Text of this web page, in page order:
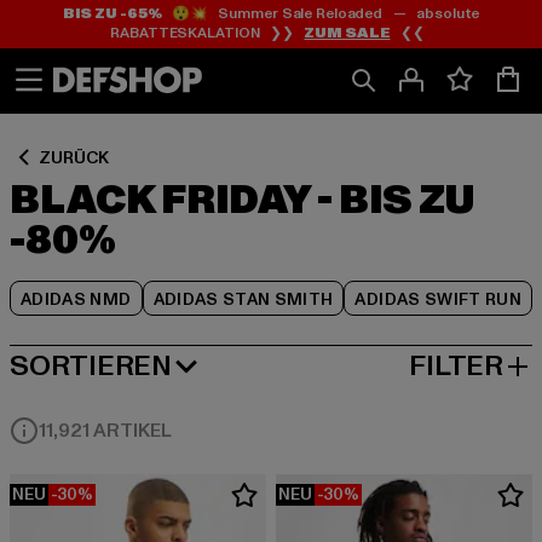
Zum
Inhalt
springen
Zum
Fußzeile
springen
BIS ZU -65%😲💥 Summer Sale Reloaded — absolute
RABATTESKALATION ❯❯ ZUM SALE ❮❮
ZURÜCK
BLACK FRIDAY - BIS ZU
-80%
ADIDAS NMD ADIDAS STAN SMITH ADIDAS SWIFT RUN
Zum
Produktraster
springen
SORTIEREN
BELIEBTESTE FILTER
11,921 ARTIKEL
NEU -30% NEU -30%